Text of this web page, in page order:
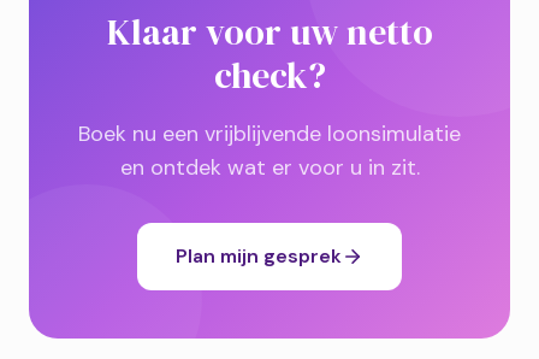
Klaar voor uw netto
check?
Boek nu een vrijblijvende loonsimulatie
en ontdek wat er voor u in zit.
Plan mijn gesprek